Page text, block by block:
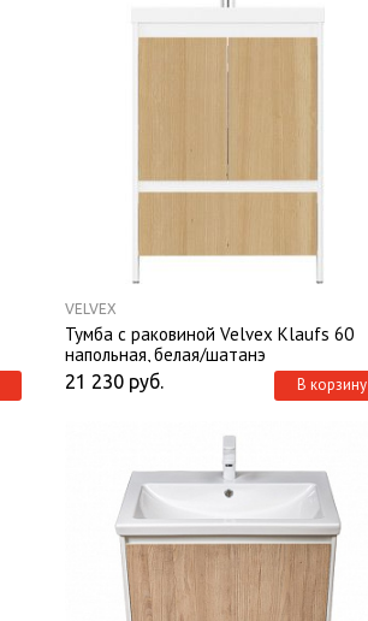
VELVEX
Тумба с раковиной Velvex Klaufs 60
напольная, белая/шатанэ
21 230 руб. В корзину